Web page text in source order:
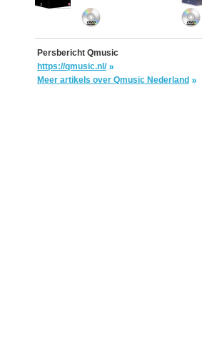
Persbericht Qmusic
https://qmusic.nl/
Meer artikels over Qmusic Nederland